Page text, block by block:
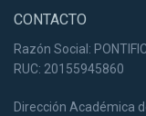
CONTACTO
Razón Social:
RUC: 20155945860
Dirección Académica